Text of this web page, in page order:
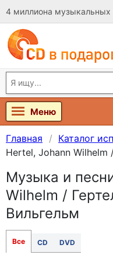
4 миллиона музыкальных
Меню
Главная Каталог
Hertel, Johann Wilhelm
Музыка и
Wilhelm /
Вильгельм
Все CD DVD